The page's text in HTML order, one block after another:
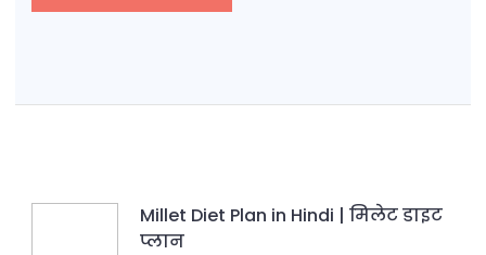
Millet Diet Plan in Hindi | मिलेट डाइट
प्लान